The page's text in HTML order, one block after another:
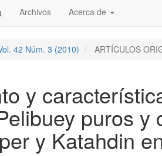
Archivos Acerca de
42 Núm. 3 (2010) ARTÍCULOS
y
puros y
y Katahdin